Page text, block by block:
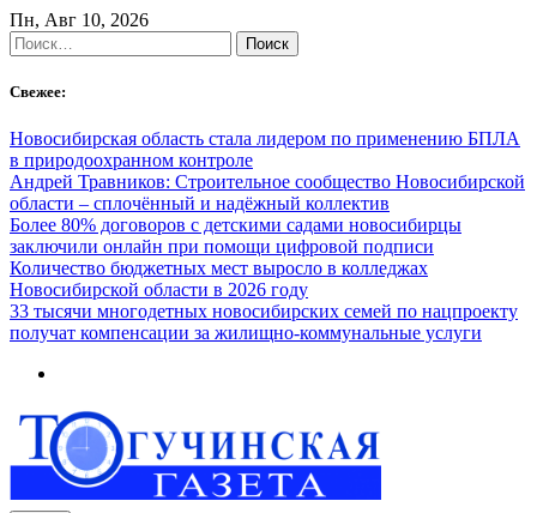
Skip
to
content
Пн, Авг 10, 2026
Найти:
Свежее:
Новосибирская область стала лидером по применению БПЛА
в природоохранном контроле
Андрей Травников: Строительное сообщество Новосибирской
области – сплочённый и надёжный коллектив
Более 80% договоров с детскими садами новосибирцы
заключили онлайн при помощи цифровой подписи
Количество бюджетных мест выросло в колледжах
Новосибирской области в 2026 году
33 тысячи многодетных новосибирских семей по нацпроекту
получат компенсации за жилищно-коммунальные услуги